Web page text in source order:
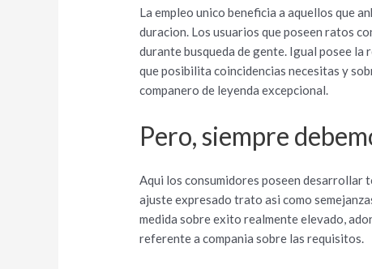
La empleo unico beneficia a aquellos que
duracion. Los usuarios que poseen ratos
durante busqueda de gente. Igual posee
que posibilita coincidencias necesitas y
companero de leyenda excepcional.
Pero, siempre
Aqui los consumidores poseen desarrollar
ajuste expresado trato asi­ como
medida sobre exito realmente elevado,
referente a compania sobre las requisitos.